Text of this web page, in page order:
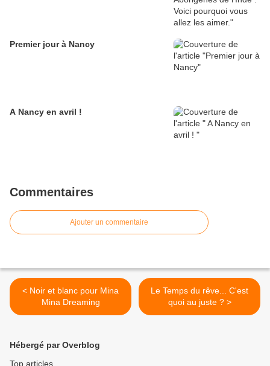
Premier jour à Nancy
A Nancy en avril !
Commentaires
Ajouter un commentaire
< Noir et blanc pour Mina
Mina Dreaming
Le Temps du rêve... C'est
quoi au juste ? >
Hébergé par Overblog
Top articles